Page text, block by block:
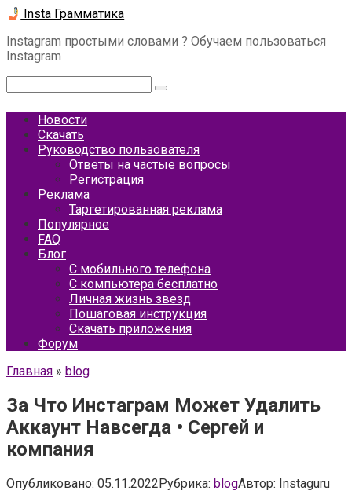
Перейти
контенту
Insta Грамматика
Instagram простыми словами ? Обучаем пользоваться
Instagram
Новости
Скачать
Руководство пользователя
Ответы на частые вопросы
Регистрация
Реклама
Таргетированная реклама
Популярное
FAQ
Блог
С мобильного телефона
С компьютера бесплатно
Личная жизнь звезд
Пошаговая инструкция
Скачать приложения
Форум
Главная » blog
За Что Инстаграм Может Удалить
Аккаунт Навсегда • Сергей и
компания
Опубликовано: 05.11.2022Рубрика: blogАвтор: Instaguru